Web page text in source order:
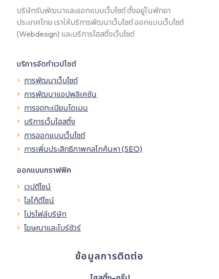
บริษัทรับพัฒนาและออกแบบเว็บไซต์ ตั้งอยู่ในพัทยา
ประเทศไทย เราให้บริการพัฒนาเว็บไซต์ ออกแบบเว็บไซต์
(Webdesign) และบริการโฮสติ้งเว็บไซต์
บริการจัดทำเวปไซต์
การพัฒนาเว็บไซต์
การพัฒนาแอปพลิเคชัน
การจดทะเบียนโดเมน
บริการเว็บโฮสติ้ง
การออกแบบเว็บไซต์
การเพิ่มประสิทธิภาพกลไกค้นหา (SEO)
ออกแบบกราฟฟิค
เวปดีไซน์
โลโก้ดีไซน์
โปรไฟล์บริษัท
โฆษณาและโบร์ชัวร์
ข้อมูลการติดต่อ